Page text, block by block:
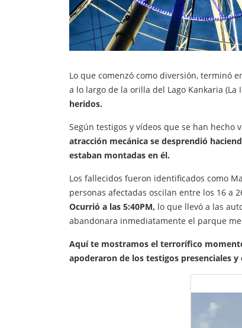
Lo que comenzó como diversión, terminó
a lo largo de la orilla del Lago Kankaria (La
heridos.
Según testigos y vídeos que se han hecho
atracción mecánica se desprendió
estaban montadas en él.
Los fallecidos fueron identificados como
personas afectadas oscilan entre los 16 a
Ocurrió a las 5:40PM, lo que llevó a las
abandonara inmediatamente el parque
Aquí te mostramos el terrorífico
apoderaron de los testigos presenciales y